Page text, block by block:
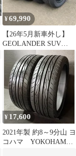
¥69,990
【26年5月新車外し】
GEOLANDER SUV
225/55/R18デリカD5
¥ 17,600
2021年製 約8～9分山 ヨ
コハマ YOKOHAMA